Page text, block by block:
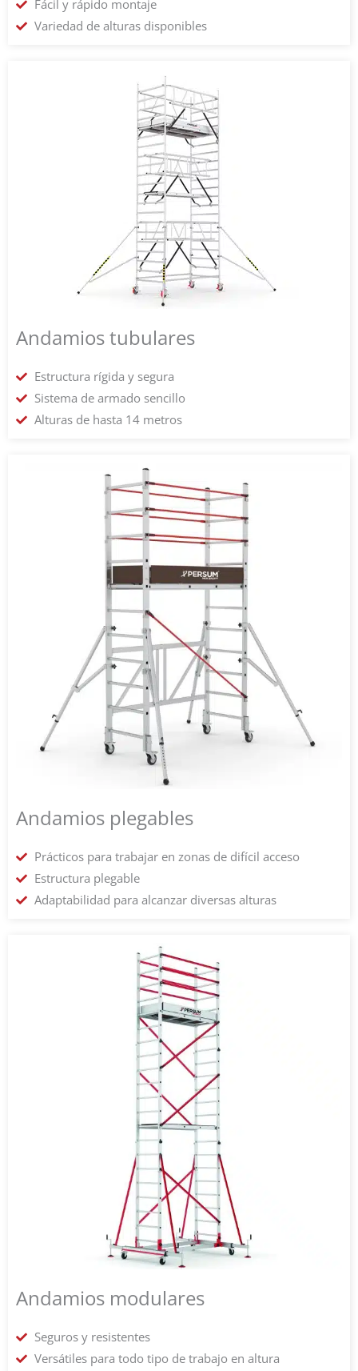
Fácil y rápido montaje
Variedad de alturas disponibles
Andamios tubulares
Estructura rígida y segura
Sistema de armado sencillo
Alturas de hasta 14 metros
Andamios plegables
Prácticos para trabajar en zonas de difícil acceso
Estructura plegable
Adaptabilidad para alcanzar diversas alturas
Andamios modulares
Seguros y resistentes
Versátiles para todo tipo de trabajo en altura